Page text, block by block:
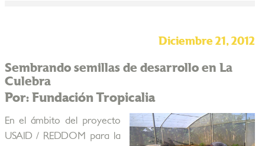
Diciembre 21, 2012
Sembrando semillas de desarrollo en La
Culebra
Por: Fundación Tropicalia
En el ámbito del proyecto
USAID / REDDOM para la